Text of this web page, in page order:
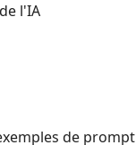
l'IA
de prompt